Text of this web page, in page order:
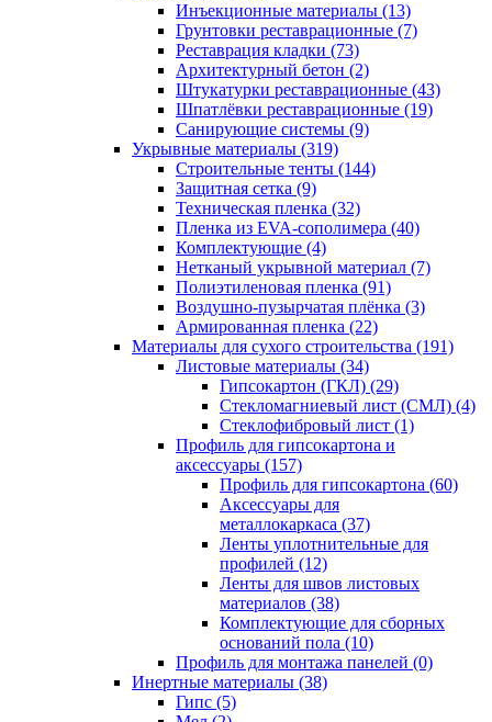
Инъекционные материалы (13)
Грунтовки реставрационные (7)
Реставрация кладки (73)
Архитектурный бетон (2)
Штукатурки реставрационные (43)
Шпатлёвки реставрационные (19)
Санирующие системы (9)
Укрывные материалы (319)
Строительные тенты (144)
Защитная сетка (9)
Техническая пленка (32)
Пленка из EVA-сополимера (40)
Комплектующие (4)
Нетканый укрывной материал (7)
Полиэтиленовая пленка (91)
Воздушно-пузырчатая плёнка (3)
Армированная пленка (22)
Материалы для сухого строительства (191)
Листовые материалы (34)
Гипсокартон (ГКЛ) (29)
Стекломагниевый лист (СМЛ) (4)
Cтеклофибровый лист (1)
Профиль для гипсокартона и
аксессуары (157)
Профиль для гипсокартона (60)
Аксессуары для
металлокаркаса (37)
Ленты уплотнительные для
профилей (12)
Ленты для швов листовых
материалов (38)
Комплектующие для сборных
оснований пола (10)
Профиль для монтажа панелей (0)
Инертные материалы (38)
Гипс (5)